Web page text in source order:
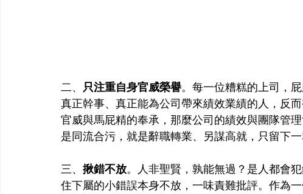
二、 只注重自身官威榮譽。每一位糟糕的上司，
真正幹事、真正能為公司帶來績效業績的人，反
官威與馬屁精的奉承，那麼公司的績效與團隊管
是同流合污，就是辭職轉業、另謀高就，只留下一
三、 揪錯不放。人非聖賢，孰能無過？是人都會
住下屬的小錯誤本身不放，一味責難批評。作為